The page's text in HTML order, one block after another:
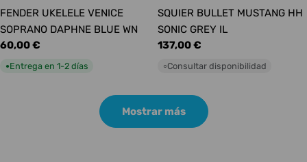
FENDER UKELELE VENICE
SOPRANO DAPHNE BLUE WN
Precio
habitual
60,00 €
●Entrega en 1-2 días
SQUIER BULLET MUSTANG HH
SONIC GREY IL
Precio
habitual
137,00 €
○Consultar disponibilidad
Mostrar más